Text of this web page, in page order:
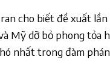
cho biết đề xuất
Mỹ dỡ bỏ phong tỏa
nhất trong đàm